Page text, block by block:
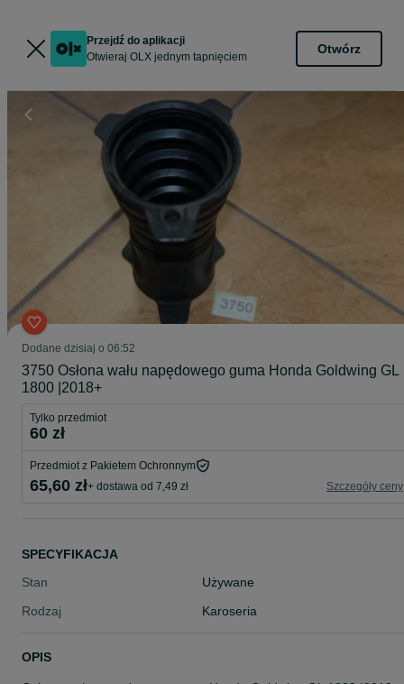
Przejdź do aplikacji
Otwieraj OLX jednym tapnięciem
Otwórz
Dodane dzisiaj o 06:52
3750 Osłona wału napędowego guma Honda Goldwing GL
1800 |2018+
Tylko przedmiot
60 zł
Przedmiot z Pakietem Ochronnym
65,60 zł+ dostawa od 7,49 zł Szczegóły ceny
SPECYFIKACJA
Stan
Używane
Rodzaj
Karoseria
OPIS